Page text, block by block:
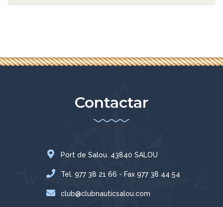
Contactar
Port de Salou. 43840 SALOU
Tel. 977 38 21 66 - Fax 977 38 44 54
club@clubnauticsalou.com